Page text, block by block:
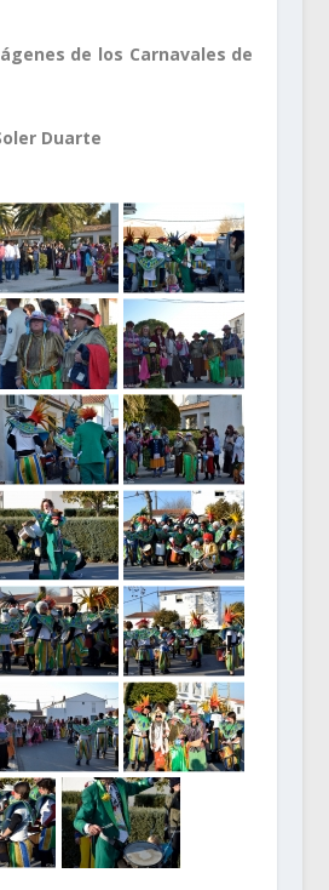
de los Carnavales de
Duarte